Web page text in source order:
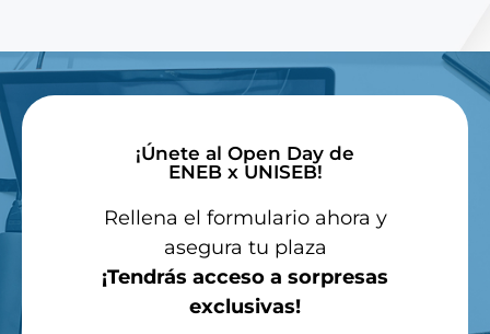
¡Únete al Open Day de
ENEB x UNISEB!
Rellena el formulario ahora y
asegura tu plaza
¡Tendrás acceso a sorpresas
exclusivas!